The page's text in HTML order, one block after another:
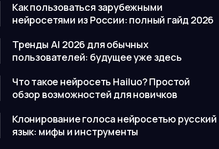
Как пользоваться зарубежными
нейросетями из России: полный гайд 2026
Тренды AI 2026 для обычных
пользователей: будущее уже здесь
Что такое нейросеть Hailuo? Простой
обзор возможностей для новичков
Клонирование голоса нейросетью русский
язык: мифы и инструменты